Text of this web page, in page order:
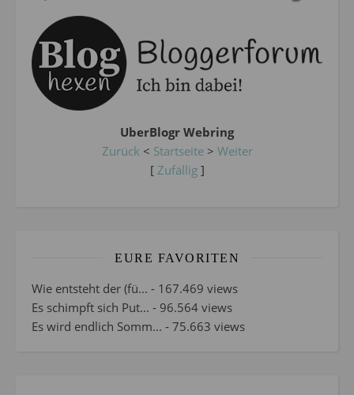
UberBlogr Webring
Zurück < Startseite> Weiter
[ Zufällig]
EURE FAVORITEN
Wie entsteht der (fü... - 167.469 views
Es schimpft sich Put... - 96.564 views
Es wird endlich Somm... - 75.663 views